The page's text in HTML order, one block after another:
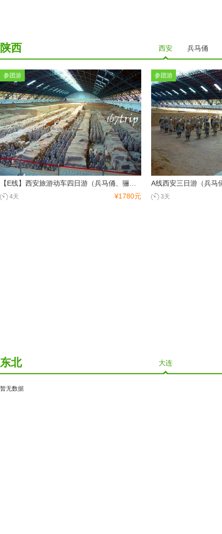
陕西 西安 兵马俑
参团游
¥1780元
4天
参团游
3天
东北 大连
暂无数据